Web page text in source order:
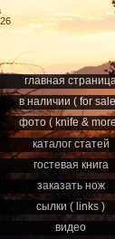
главная
в наличии ( for
фото ( knife &
каталог статей
гостевая книга
заказать нож
сылки ( links )
видео